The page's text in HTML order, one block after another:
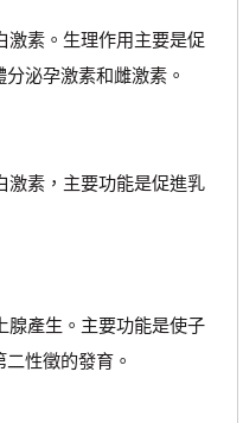
素。生理作用主要是促
泌孕激素和雌激素。
素，主要功能是促進乳
產生。主要功能是使子
性徵的發育。